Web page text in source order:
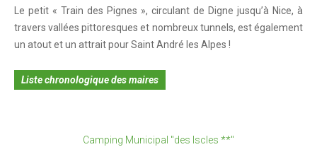
Associations
Le petit « Train des Pignes », circulant de Digne jusqu’à Nice, à
travers vallées pittoresques et nombreux tunnels, est également
un atout et un attrait pour Saint André les Alpes !
Liste chronologique des maires
Camping Municipal "des Iscles **"